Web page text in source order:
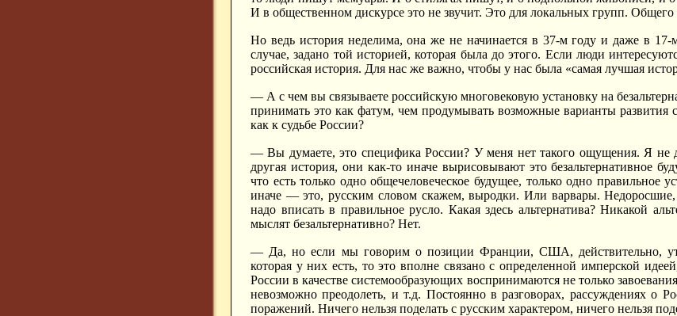
И в общественном дискурсе это не звучит. Это для локальных групп.
Но ведь история неделима, она же не начинается в 37-м году и даже в
случае, задано той историей, которая была до этого. Если люди
российская история. Для нас же важно, чтобы у нас была «самая лучшая
— А с чем вы связываете российскую многовековую установку на
принимать это как фатум, чем продумывать возможные варианты развития
как к судьбе России?
— Вы думаете, это специфика России? У меня нет такого ощущения. Я
другая история, они как-то иначе вырисовывают это безальтернативное
что есть только одно общечеловеческое будущее, только одно
иначе — это, русским словом скажем, выродки. Или варвары. Недоросшие,
надо вписать в правильное русло. Какая здесь альтернатива? Никакой
мыслят безальтернативно? Нет.
— Да, но если мы говорим о позиции Франции, США, действительно,
которая у них есть, то это вполне связано с определенной имперской
России в качестве системообразующих воспринимаются не только
невозможно преодолеть, и т.д. Постоянно в разговорах, рассуждениях о
поражений. Ничего нельзя поделать с русским характером, ничего нельзя